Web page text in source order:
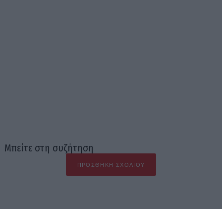
Μπείτε στη συζήτηση
ΠΡΟΣΘΉΚΗ ΣΧΟΛΊΟΥ